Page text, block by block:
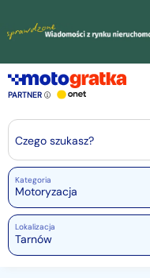
PARTNER
Czego szukasz?
Kategoria
Motoryzacja
Lokalizacja